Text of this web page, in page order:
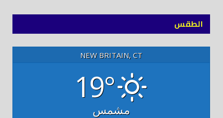
الطقس
NEW BRITAIN, CT
19°
مشمس